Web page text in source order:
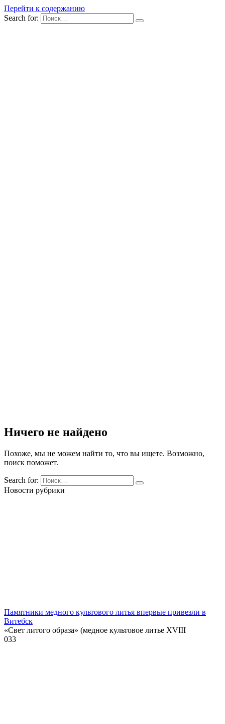
Перейти к содержанию
Search for:
Ничего не найдено
Похоже, мы не можем найти то, что вы ищете. Возможно,
поиск поможет.
Search for:
Новости рубрики
Памятники медного культового литья впервые привезли в
Витебск
«Свет литого образа» (медное культовое литье XVIII
033